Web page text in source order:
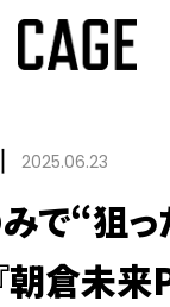
丨 2025.06.23
で“狙
朝倉未